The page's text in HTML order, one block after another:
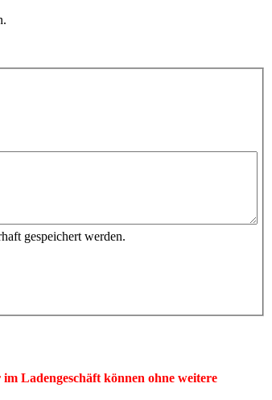
gespeichert werden.
Ladengeschäft können ohne weitere